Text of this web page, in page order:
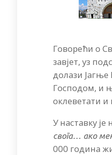
Говорећи о
завјет, уз
долази Јагње
Господом, и
оклеветати
У наставку
свога… ако
000 година